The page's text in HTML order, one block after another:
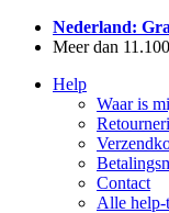
Nederland:
Meer dan
Help
Waar is
Contact
Alle help-